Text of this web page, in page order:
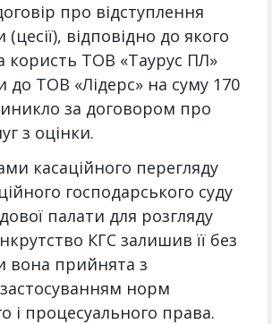
про відступлення
відповідно до якого
користь ТОВ «Таурус ПЛ»
до ТОВ «Лідерс» на суму 170
за договором про
з оцінки.
касаційного перегляду
господарського суду
палати для розгляду
КГС залишив її без
вона прийнята з
норм
і процесуального права.